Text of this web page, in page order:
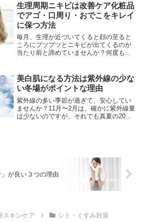
してくれるような、多機能なファンデー
ションが売れ筋の主流...
生理周期ニキビは改善ケア化粧品
でアゴ・口周り・おでこをキレイ
に保つ方法
毎月、生理が近づいてくると顔の至ると
ころにプツプツとニキビが出てくるのが
当たり前と諦めていませんか？何度も繰
ター状になったり黒ずんだりしてしまい
ます。そんな、手強い「大...
美白肌になる方法は紫外線の少な
い冬場がポイントな理由
紫外線の多い季節が過ぎて、安心してい
ませんか？11月〜2月は、確かに紫外線量
は少ないのですが、それでも真夏の20%
」が良い３つの理由
スキンケア シミ・くすみ対策